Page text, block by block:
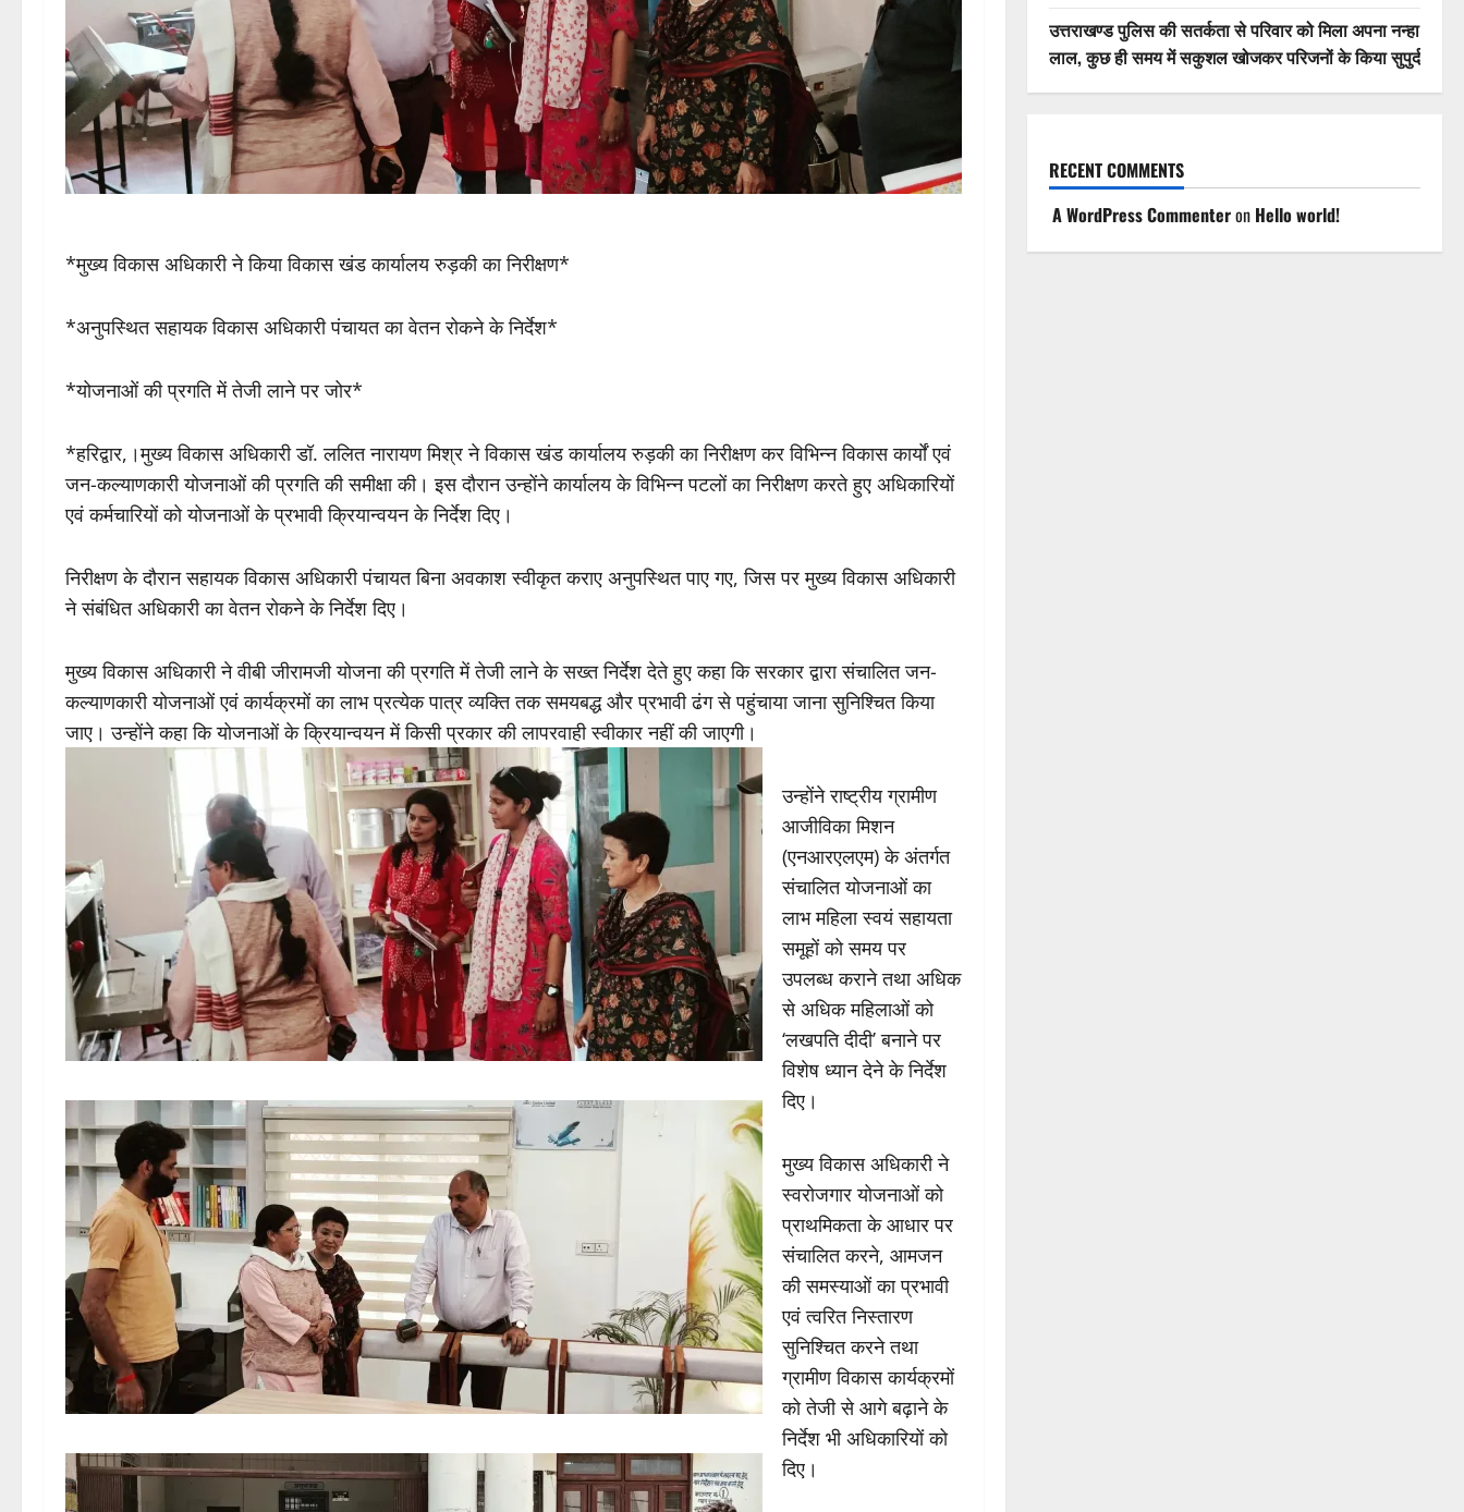
*मुख्य विकास अधिकारी ने किया विकास खंड कार्यालय रुड़की का निरीक्षण*
*अनुपस्थित सहायक विकास अधिकारी पंचायत का वेतन रोकने के निर्देश*
*योजनाओं की प्रगति में तेजी लाने पर जोर*
*हरिद्वार,।मुख्य विकास अधिकारी डॉ. ललित नारायण मिश्र ने विकास खंड कार्यालय रुड़की का निरीक्षण कर विभिन्न विकास कार्यों एवं
जन-कल्याणकारी योजनाओं की प्रगति की समीक्षा की। इस दौरान उन्होंने कार्यालय के विभिन्न पटलों का निरीक्षण करते हुए अधिकारियों
एवं कर्मचारियों को योजनाओं के प्रभावी क्रियान्वयन के निर्देश दिए।
निरीक्षण के दौरान सहायक विकास अधिकारी पंचायत बिना अवकाश स्वीकृत कराए अनुपस्थित पाए गए, जिस पर मुख्य विकास अधिकारी
ने संबंधित अधिकारी का वेतन रोकने के निर्देश दिए।
मुख्य विकास अधिकारी ने वीबी जीरामजी योजना की प्रगति में तेजी लाने के सख्त निर्देश देते हुए कहा कि सरकार द्वारा संचालित जन-
कल्याणकारी योजनाओं एवं कार्यक्रमों का लाभ प्रत्येक पात्र व्यक्ति तक समयबद्ध और प्रभावी ढंग से पहुंचाया जाना सुनिश्चित किया
जाए। उन्होंने कहा कि योजनाओं के क्रियान्वयन में किसी प्रकार की लापरवाही स्वीकार नहीं की जाएगी।
उन्होंने राष्ट्रीय ग्रामीण
आजीविका मिशन
(एनआरएलएम) के अंतर्गत
संचालित योजनाओं का
लाभ महिला स्वयं सहायता
समूहों को समय पर
उपलब्ध कराने तथा अधिक
से अधिक महिलाओं को
‘लखपति दीदी’ बनाने पर
विशेष ध्यान देने के निर्देश
दिए।
मुख्य विकास अधिकारी ने
स्वरोजगार योजनाओं को
प्राथमिकता के आधार पर
संचालित करने, आमजन
की समस्याओं का प्रभावी
एवं त्वरित निस्तारण
सुनिश्चित करने तथा
ग्रामीण विकास कार्यक्रमों
को तेजी से आगे बढ़ाने के
निर्देश भी अधिकारियों को
दिए।
उत्तराखण्ड पुलिस की सतर्कता से परिवार को मिला अपना नन्हा
लाल, कुछ ही समय में सकुशल खोजकर परिजनों के किया सुपुर्द
RECENT COMMENTS
A WordPress Commenteron Hello world!